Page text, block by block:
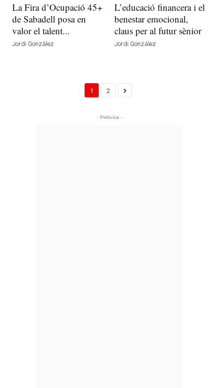
La Fira d’Ocupació 45+
de Sabadell posa en
valor el talent...
Jordi González
L’educació financera i el
benestar emocional,
claus per al futur sènior
Jordi González
1 2
- Publicitat -